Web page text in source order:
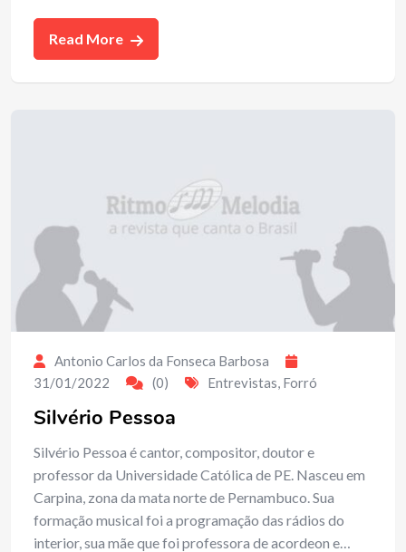
Read More
Antonio Carlos da Fonseca Barbosa
31/01/2022
(0) Entrevistas, Forró
Silvério Pessoa
Silvério Pessoa é cantor, compositor, doutor e
professor da Universidade Católica de PE. Nasceu em
Carpina, zona da mata norte de Pernambuco. Sua
formação musical foi a programação das rádios do
interior, sua mãe que foi professora de acordeon e…